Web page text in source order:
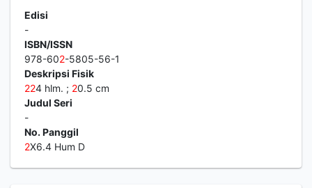
Edisi
-
ISBN/ISSN
978-602-5805-56-1
Deskripsi Fisik
224 hlm. ; 20.5 cm
Judul Seri
-
No. Panggil
2X6.4 Hum D